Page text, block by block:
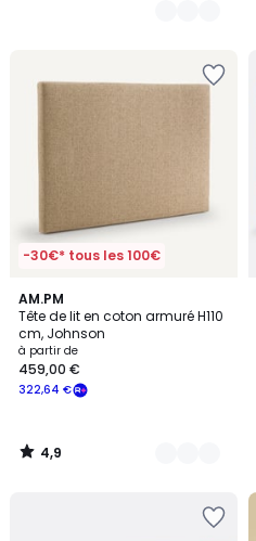
-30€* tous les 100€
AM.PM
Tête de lit en coton armuré H110
cm, Johnson
à partir de
322,64 €
459,00 €
4,9
/ 5
2
Couleurs
4,9
/